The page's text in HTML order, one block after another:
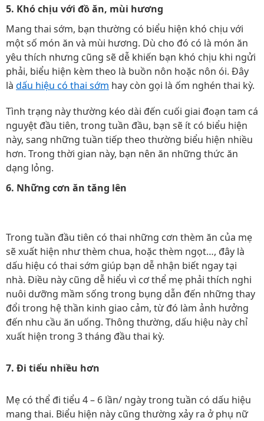
5. Khó chịu với đồ ăn, mùi hương
Mang thai sớm, bạn thường có biểu hiện khó chịu với
một số món ăn và mùi hương. Dù cho đó có là món ăn
yêu thích nhưng cũng sẽ dễ khiến bạn khó chịu khi ngửi
phải, biểu hiện kèm theo là buồn nôn hoặc nôn ói. Đây
là dấu hiệu có thai sớm hay còn gọi là ốm nghén thai kỳ.
Tình trạng này thường kéo dài đến cuối giai đoạn tam cá
nguyệt đầu tiên, trong tuần đầu, bạn sẽ ít có biểu hiện
này, sang những tuần tiếp theo thường biểu hiện nhiều
hơn. Trong thời gian này, bạn nên ăn những thức ăn
dạng lỏng.
6. Những cơn ăn tăng lên
Trong tuần đầu tiên có thai những cơn thèm ăn của mẹ
sẽ xuất hiện như thèm chua, hoặc thèm ngọt…, đây là
dấu hiệu có thai sớm giúp bạn dễ nhận biết ngay tại
nhà. Điều này cũng dễ hiểu vì cơ thể mẹ phải thích nghi
nuôi dưỡng mầm sống trong bụng dẫn đến những thay
đổi trong hệ thần kinh giao cảm, từ đó làm ảnh hưởng
đến nhu cầu ăn uống. Thông thường, dấu hiệu này chỉ
xuất hiện trong 3 tháng đầu thai kỳ.
7. Đi tiểu nhiều hơn
Mẹ có thể đi tiểu 4 – 6 lần/ ngày trong tuần có dấu hiệu
mang thai. Biểu hiện này cũng thường xảy ra ở phụ nữ